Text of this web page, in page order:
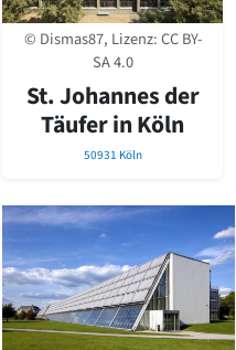
© Dismas87, Lizenz:CC BY-
SA 4.0
St. Johannes der
Täufer in Köln
50931 Köln